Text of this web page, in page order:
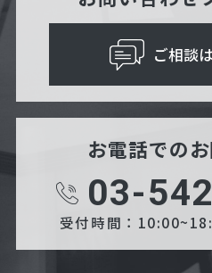
ご相談
お電話での
03-
受付時間：